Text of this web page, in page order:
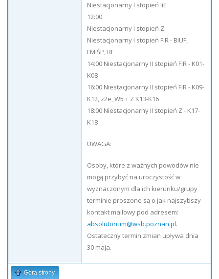
Niestacjonarny I stopień IiE
12:00
Niestacjonarny I stopień Z
Niestacjonarny I stopień FiR - BiUF,
FMiŚP, RF
14:00 Niestacjonarny II stopień FiR - K01-
K08
16:00 Niestacjonarny II stopień FiR - K09-
K12, z2e_W5 + Z K13-K16
18:00 Niestacjonarny II stopień Z - K17-
K18
UWAGA:
Osoby, które z ważnych powodów nie
mogą przybyć na uroczystość w
wyznaczonym dla ich kierunku/grupy
terminie proszone są o jak najszybszy
kontakt mailowy pod adresem:
absolutorium@wsb.poznan.pl.
Ostateczny termin zmian upływa dnia
30 maja.
Góra strony